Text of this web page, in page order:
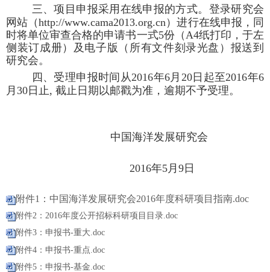
三、项目申报采用在线申报的方式。登录研究会
网站（http://www.cama2013.org.cn）进行在线申报，同
时将单位审查合格的申请书一式5份（A4纸打印，于左
侧装订成册）及电子版（所有文件刻录光盘）报送到
研究会。
四、受理申报时间从2016年6月 20日起至2016年6
月 30 日止, 截止日期以邮戳为准，逾期不予受理。
中国海洋发展研究会
2016年5月 9 日
附件1：中国海洋发展研究会2016年度科研项目指南.doc
附件2：2016年度公开招标科研项目目录.doc
附件3：申报书-重大.doc
附件4：申报书-重点.doc
附件5：申报书-基金.doc